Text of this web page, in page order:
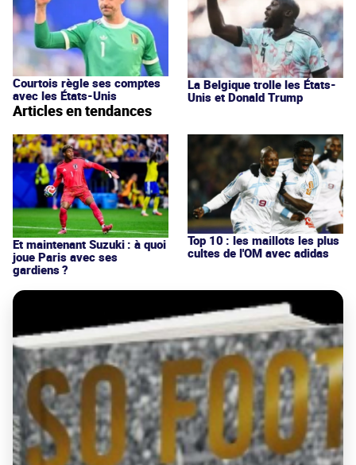
Courtois règle ses comptes
avec les États-Unis
La Belgique trolle les États-
Unis et Donald Trump
Articles en tendances
Et maintenant Suzuki : à quoi
joue Paris avec ses
gardiens ?
Top 10 : les maillots les plus
cultes de l'OM avec adidas